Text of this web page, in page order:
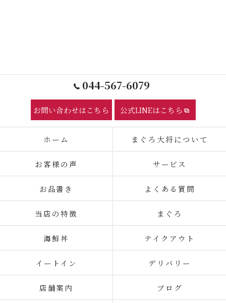
044-567-6079
お問い合わせはこちら 公式LINEはこちら
ホーム まぐろ大将について
お客様の声 サービス
お品書き よくある質問
当店の特徴 まぐろ
海鮮丼 テイクアウト
イートイン デリバリー
店舗案内 ブログ